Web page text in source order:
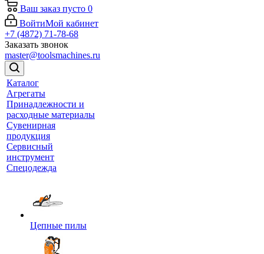
Ваш заказ пусто 0
ВойтиМой кабинет
+7 (4872) 71-78-68
Заказать звонок
master@toolsmachines.ru
Каталог
Агрегаты
Принадлежности и
расходные материалы
Сувенирная
продукция
Сервисный
инструмент
Спецодежда
Цепные пилы